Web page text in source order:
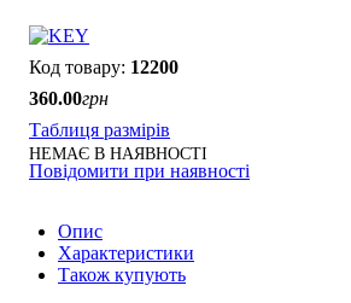
12200
360.00грн
Таблиця размірів
НЕМАЄ В НАЯВНОСТІ
Повідомити при наявності
Опис
Характеристики
Також купують